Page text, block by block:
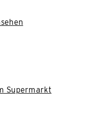
Supermarkt